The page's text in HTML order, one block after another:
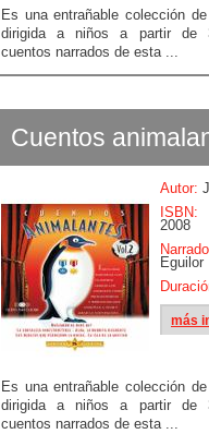
Es una entrañable colección
dirigida a niños a partir de
cuentos narrados de esta ...
Cuentos
Autor:
ISBN:
2008
Eguilor
más
Es una entrañable colección
dirigida a niños a partir de
cuentos narrados de esta ...